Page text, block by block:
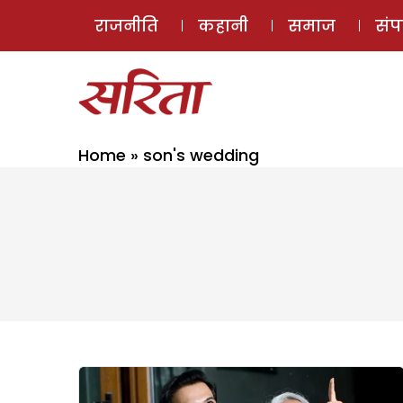
राजनीति कहानी समाज
Home » son's wedding